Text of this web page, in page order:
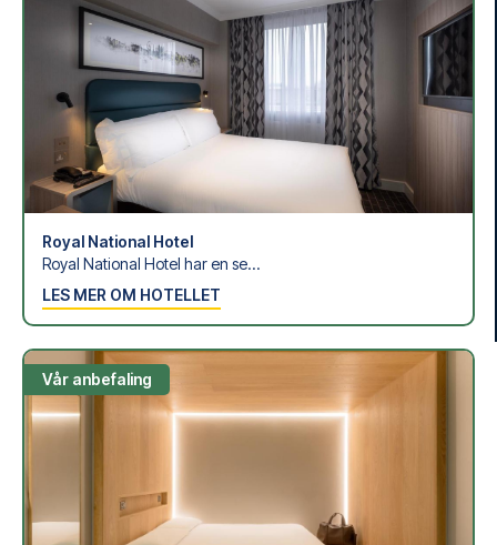
Trygg booking og personlig service
Din sikkerhet og opplevelse er vår høyeste prioritet. Vi
sørger for en problemfri bestillingsprosess, og står klare
med personlig service både før og under reisen. Vi er
tilgjengelige på+47 73 02 20 22 eller herdersom du
trenger hjelp til å bestille reisen.
Er du klar for å oppleve Philadelphia Eagles på Tottenham
Hotspur Stadium, NFL mot Jacksonville Jaguars? Kontakt
oss idag, og la oss hjelpe deg med å realisere din
Royal National Hotel
Royal National Hotel har en se...
LES MER OM HOTELLET
Vår anbefaling